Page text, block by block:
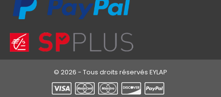
© 2026 - Tous droits réservés EYLAP